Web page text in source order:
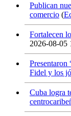
Publican
comercio (
Fortalecen
2026-08-05
Fidel y los
Cuba logra